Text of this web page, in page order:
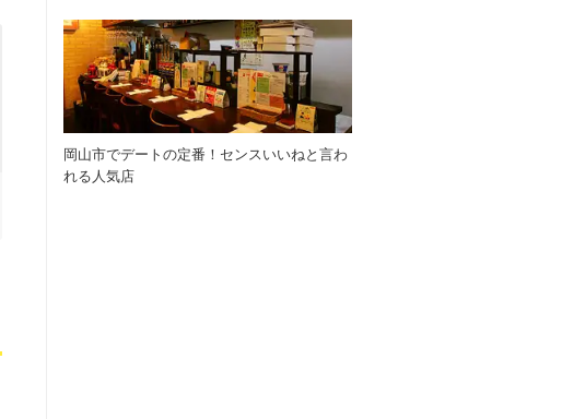
岡山市でデートの定番！センスいいねと言わ
れる人気店